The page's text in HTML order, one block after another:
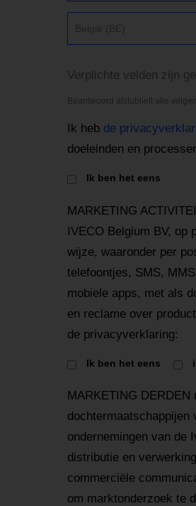
Verplichte velden zijn
Beantwoord alstublieft alle
Ik heb de
doeleinden en
Ik ben het eens
MARKETING
IVECO Belgium BV, op
wijze, waaronder per
telefoontjes, SMS,
mobiele apps, met als
en reclame over
de privacyverklaring:
Ik ben het eens
MARKETING DERDEN
dochtermaatschappijen
ondernemingen van de
distributie en
commerciële
om marktonderzoek te